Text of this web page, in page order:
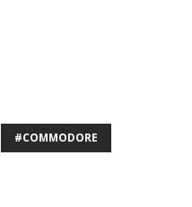
#COMMODORE